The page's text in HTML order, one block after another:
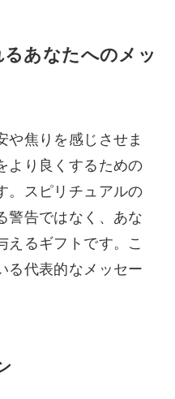
あなたへのメッ
や焦りを感じさせま
より良くするための
。スピリチュアルの
警告ではなく、あな
えるギフトです。こ
る代表的なメッセー